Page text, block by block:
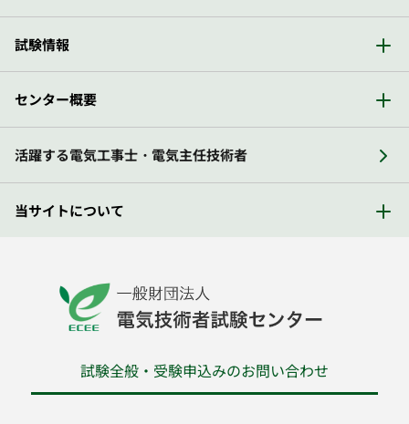
試験情報
センター概要
活躍する電気工事士・電気主任技術者
当サイトについて
試験全般・受験申込みのお問い合わせ